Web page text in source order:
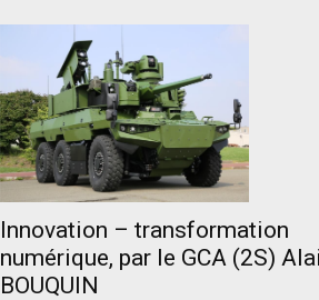
Innovation – transformation
numérique, par le GCA (2S)
BOUQUIN